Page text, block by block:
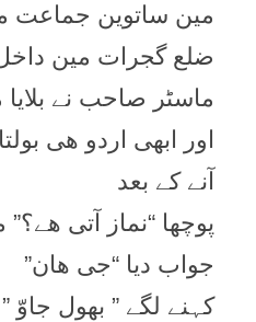
مین ساتوین جماعت
ضلع گجرات مین
ماسٹر صاحب نے بلایا
اور ابھی اردو ھی
آنے کے بعد
پوچھا “نماز آتی
جواب دیا “جی ھان”
کہنے لگے ” بھول جاوّ ”